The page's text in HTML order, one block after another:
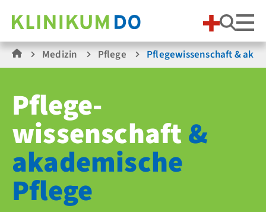
Medizin Pflege Pflege­wissenschaft &
Pflege­
wissenschaft&
akademische
Pflege